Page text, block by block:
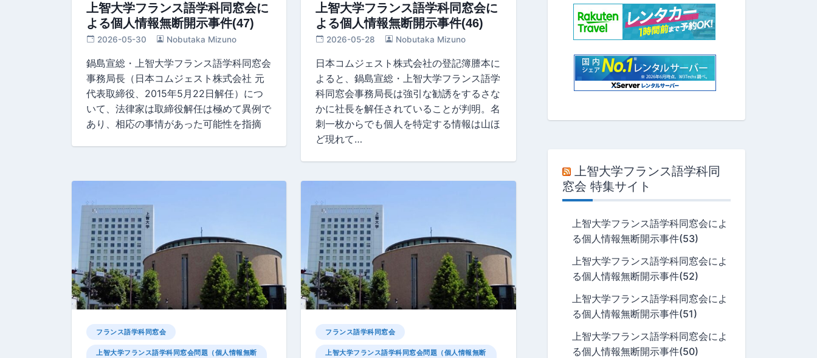
上智大学フランス語学科同窓会に
よる個人情報無断開示事件(47)
2026-05-30 Nobutaka Mizuno
鍋島宣総・上智大学フランス語学科同窓会
事務局長（日本コムジェスト株式会社 元
代表取締役、2015年5月22日解任）につ
いて、法律家は取締役解任は極めて異例で
あり、相応の事情があった可能性を指摘
上智大学フランス語学科同窓会に
よる個人情報無断開示事件(46)
2026-05-28 Nobutaka Mizuno
日本コムジェスト株式会社の登記簿謄本に
よると、鍋島宣総・上智大学フランス語学
科同窓会事務局長は強引な勧誘をするさな
かに社長を解任されていることが判明。名
刺一枚からでも個人を特定する情報は山ほ
ど現れて…
フランス語学科同窓会
上智大学フランス語学科同窓会問題（個人情報無断
フランス語学科同窓会
上智大学フランス語学科同窓会問題（個人情報無断
上智大学フランス語学科同
窓会 特集サイト
上智大学フランス語学科同窓会によ
る個人情報無断開示事件(53)
上智大学フランス語学科同窓会によ
る個人情報無断開示事件(52)
上智大学フランス語学科同窓会によ
る個人情報無断開示事件(51)
上智大学フランス語学科同窓会によ
る個人情報無断開示事件(50)